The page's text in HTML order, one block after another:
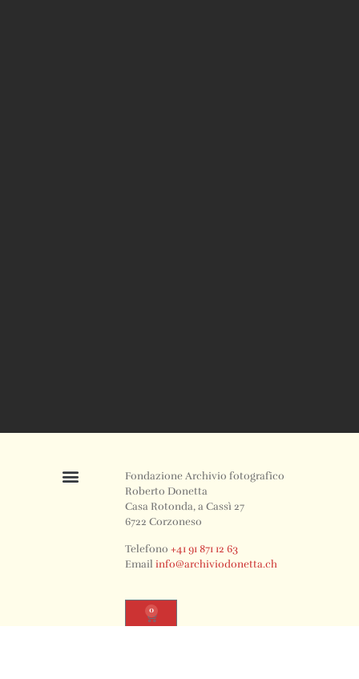
Fondazione Archivio fotografico
Roberto Donetta
Casa Rotonda, a Cassì 27
6722 Corzoneso
Telefono+41 91 871 12 63
Emailinfo@archiviodonetta.ch
0